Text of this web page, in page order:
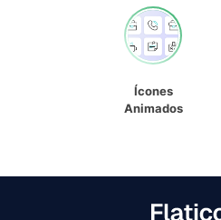
Ícones
Animados